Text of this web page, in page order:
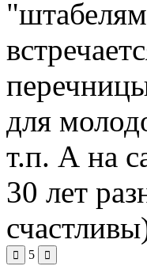
для
т.п. А на
30 лет
5